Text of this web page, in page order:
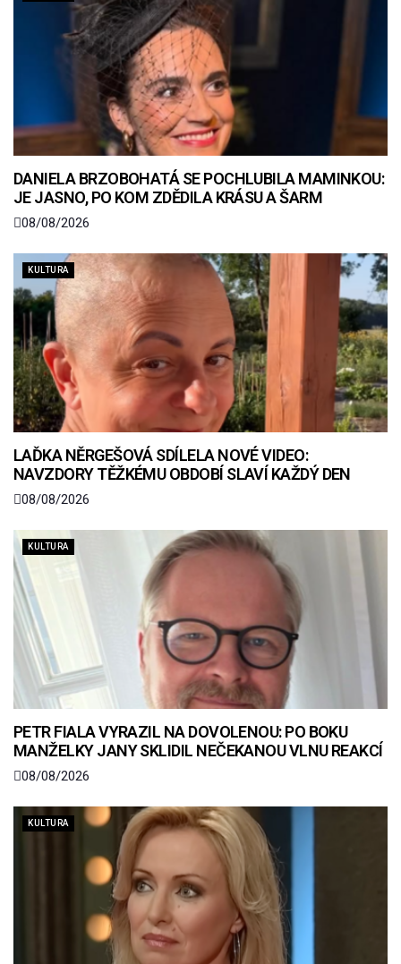
DANIELA BRZOBOHATÁ SE POCHLUBILA MAMINKOU:
JE JASNO, PO KOM ZDĚDILA KRÁSU A ŠARM
08/08/2026
KULTURA
LAĎKA NĚRGEŠOVÁ SDÍLELA NOVÉ VIDEO:
NAVZDORY TĚŽKÉMU OBDOBÍ SLAVÍ KAŽDÝ DEN
08/08/2026
KULTURA
PETR FIALA VYRAZIL NA DOVOLENOU: PO BOKU
MANŽELKY JANY SKLIDIL NEČEKANOU VLNU REAKCÍ
08/08/2026
KULTURA